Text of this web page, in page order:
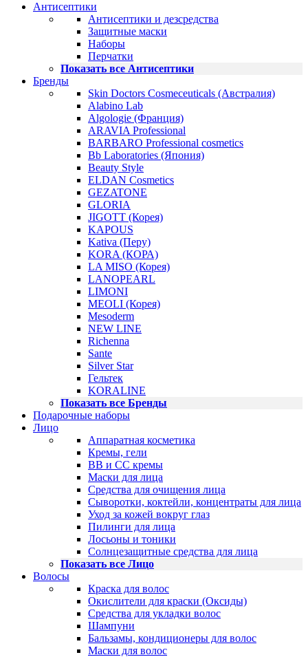
Антисептики
Антисептики и дезсредства
Защитные маски
Наборы
Перчатки
Показать все Антисептики
Бренды
Skin Doctors Cosmeceuticals (Австралия)
Alabino Lab
Algologie (Франция)
ARAVIA Professional
BARBARO Professional cosmetics
Bb Laboratories (Япония)
Beauty Style
ELDAN Cosmetics
GEZATONE
GLORIA
JIGOTT (Корея)
KAPOUS
Kativa (Перу)
KORA (КОРА)
LA MISO (Корея)
LANOPEARL
LIMONI
MEOLI (Корея)
Mesoderm
NEW LINE
Richenna
Sante
Silver Star
Гельтек
KORALINE
Показать все Бренды
Подарочные наборы
Лицо
Аппаратная косметика
Кремы, гели
BB и CC кремы
Маски для лица
Средства для очищения лица
Сыворотки, коктейли, концентраты для лица
Уход за кожей вокруг глаз
Пилинги для лица
Лосьоны и тоники
Солнцезащитные средства для лица
Показать все Лицо
Волосы
Краска для волос
Окислители для краски (Оксиды)
Средства для укладки волос
Шампуни
Бальзамы, кондиционеры для волос
Маски для волос